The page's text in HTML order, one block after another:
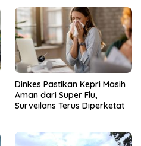
Dinkes Pastikan Kepri Masih
Aman dari Super Flu,
Surveilans Terus Diperketat